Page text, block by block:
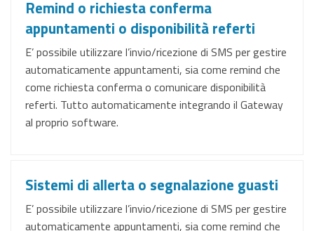
Remind o richiesta conferma
appuntamenti o disponibilità referti
E’ possibile utilizzare l’invio/ricezione di SMS per gestire
automaticamente appuntamenti, sia come remind che
come richiesta conferma o comunicare disponibilità
referti. Tutto automaticamente integrando il Gateway
al proprio software.
Sistemi di allerta o segnalazione guasti
E’ possibile utilizzare l’invio/ricezione di SMS per gestire
automaticamente appuntamenti, sia come remind che